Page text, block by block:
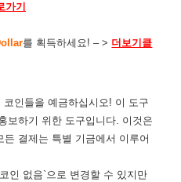
가기
를 획득하세요! – > 더보기클
인들을 예금하십시오! 이 도구
보하기 위한 도구입니다. 이것은
결제는 특별 기금에서 이루어
인 없음`으로 변경할 수 있지만